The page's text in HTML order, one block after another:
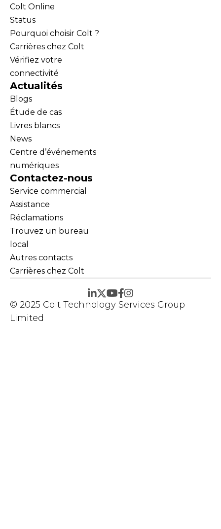
Colt Online
Status
Pourquoi choisir Colt ?
Carrières chez Colt
Vérifiez votre
connectivité
Actualités
Blogs
Étude de cas
Livres blancs
News
Centre d’événements
numériques
Contactez-nous
Service commercial
Assistance
Réclamations
Trouvez un bureau
local
Autres contacts
Carrières chez Colt
© 2025 Colt Technology Services Group
Limited